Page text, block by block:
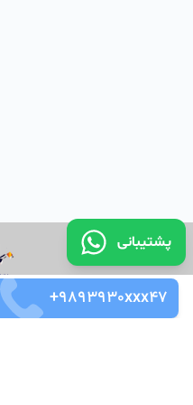
پشتیبانی
+9893930xxx47